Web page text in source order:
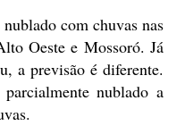
com chuvas nas
Oeste e Mossoró. Já
a previsão é diferente.
nublado a